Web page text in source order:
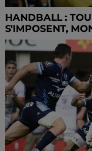
HANDBALL :
S'IMPOSENT,